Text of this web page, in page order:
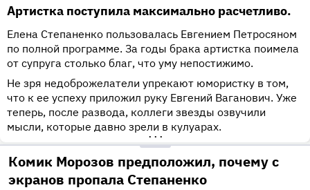
Артистка поступила максимально расчетливо.
Елена Степаненко пользовалась Евгением Петросяном
по полной программе. За годы брака артистка поимела
от супруга столько благ, что уму непостижимо.
Не зря недоброжелатели упрекают юмористку в том,
что к ее успеху приложил руку Евгений Ваганович. Уже
теперь, после развода, коллеги звезды озвучили
мысли, которые давно зрели в кулуарах.
•••
Комик Морозов предположил, почему с
экранов пропала Степаненко